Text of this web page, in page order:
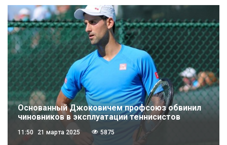
Основанный Джоковичем профсоюз обвинил
чиновников в эксплуатации теннисистов
11:50 21 марта 2025 5875